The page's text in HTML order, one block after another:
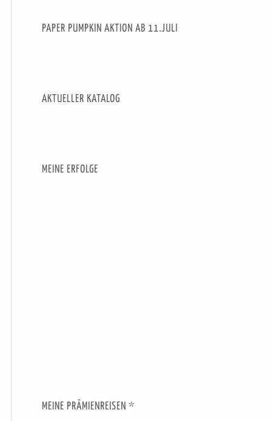
PAPER PUMPKIN AKTION AB 11.JULI
AKTUELLER KATALOG
MEINE ERFOLGE
MEINE PRÄMIENREISEN *